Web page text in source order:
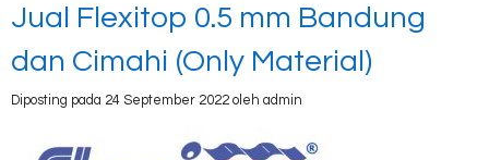
Jual Flexitop 0.5 mm Bandung
dan Cimahi (Only Material)
Diposting pada 24 September 2022 oleh admin